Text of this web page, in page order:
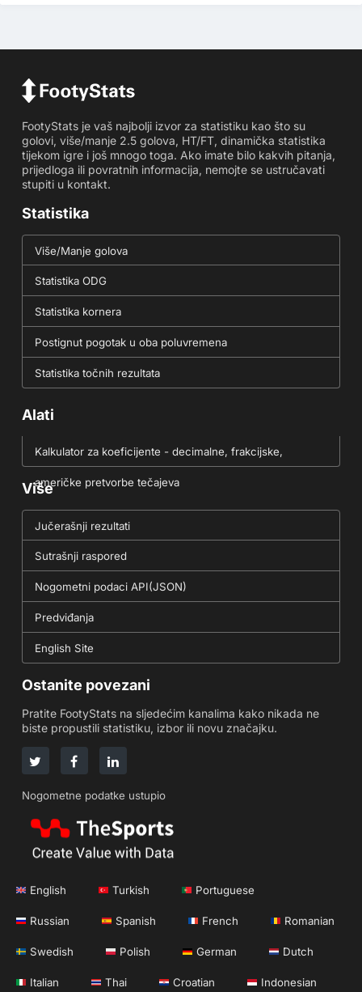
FootyStats je vaš najbolji izvor za statistiku kao što su
golovi, više/manje 2.5 golova, HT/FT, dinamička statistika
tijekom igre i još mnogo toga. Ako imate bilo kakvih pitanja,
prijedloga ili povratnih informacija, nemojte se ustručavati
stupiti u kontakt.
Statistika
Više/Manje golova
Statistika ODG
Statistika kornera
Postignut pogotak u oba poluvremena
Statistika točnih rezultata
Alati
Kalkulator za koeficijente - decimalne, frakcijske,
američke pretvorbe tečajeva
Više
Jučerašnji rezultati
Sutrašnji raspored
Nogometni podaci API(JSON)
Predviđanja
English Site
Ostanite povezani
Pratite FootyStats na sljedećim kanalima kako nikada ne
biste propustili statistiku, izbor ili novu značajku.
Nogometne podatke ustupio
English Turkish Portuguese
Russian Spanish French Romanian
Swedish Polish German Dutch
Italian Thai Croatian Indonesian